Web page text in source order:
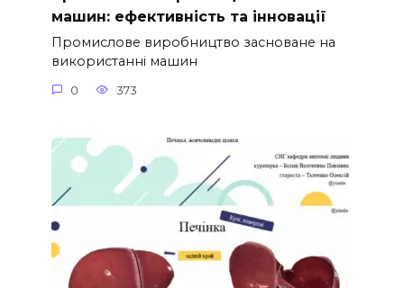
машин: ефективність та інновації
Промислове виробництво засноване на
використанні машин
0 373